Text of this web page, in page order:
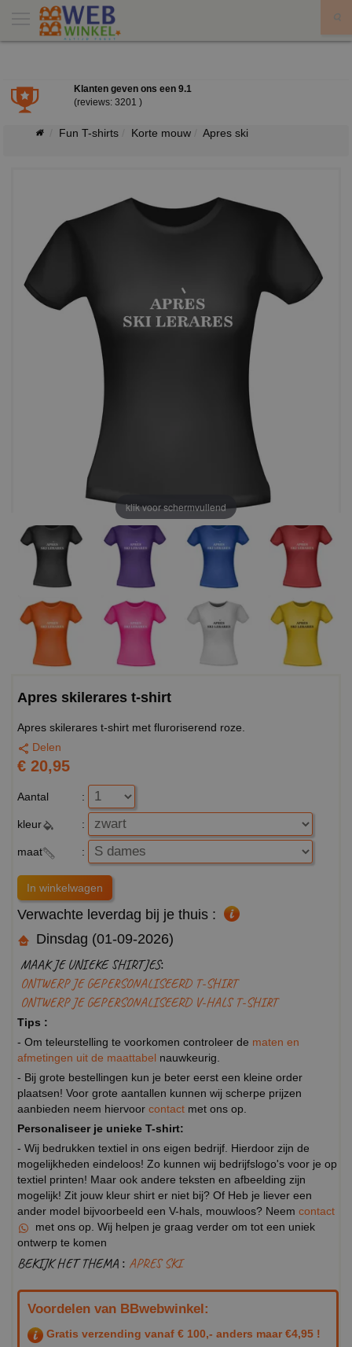
Klanten geven ons een 9.1
(reviews: 3201 )
Fun T-shirts Korte mouw Apres ski
klik voor schermvullend
Apres skilerares t-shirt
Apres skilerares t-shirt met fluroriserend roze.
Delen
€ 20,95
Aantal :
kleur :
maat :
Verwachte leverdag bij je thuis :
Dinsdag (01-09-2026)
MAAK JE UNIEKE SHIRTJES:
ONTWERP JE GEPERSONALISEERD T-SHIRT
ONTWERP JE GEPERSONALISEERD V-HALS T-SHIRT
Tips :
- Om teleurstelling te voorkomen controleer de maten en
afmetingen uit de maattabel nauwkeurig.
- Bij grote bestellingen kun je beter eerst een kleine order
plaatsen! Voor grote aantallen kunnen wij scherpe prijzen
aanbieden neem hiervoor contact met ons op.
Personaliseer je unieke T-shirt:
- Wij bedrukken textiel in ons eigen bedrijf. Hierdoor zijn de
mogelijkheden eindeloos! Zo kunnen wij bedrijfslogo's voor je op
textiel printen! Maar ook andere teksten en afbeelding zijn
mogelijk! Zit jouw kleur shirt er niet bij? Of Heb je liever een
ander model bijvoorbeeld een V-hals, mouwloos? Neem contact
met ons op. Wij helpen je graag verder om tot een uniek
ontwerp te komen
BEKIJK HET THEMA : APRES SKI
Voordelen van BBwebwinkel:
Gratis verzending vanaf € 100,- anders maar €4,95 !